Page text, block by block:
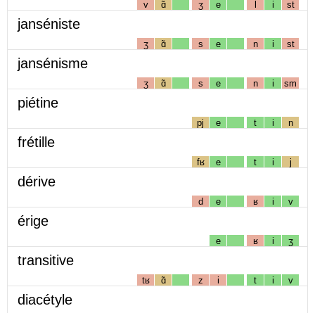
v ɑ̃ ʒ e l i st
janséniste
ʒ ɑ̃ s e n i st
jansénisme
ʒ ɑ̃ s e n i sm
piétine
pj e t i n
frétille
fʁ e t i j
dérive
d e ʁ i v
érige
e ʁ i ʒ
transitive
tʁ ɑ̃ z i t i v
diacétyle